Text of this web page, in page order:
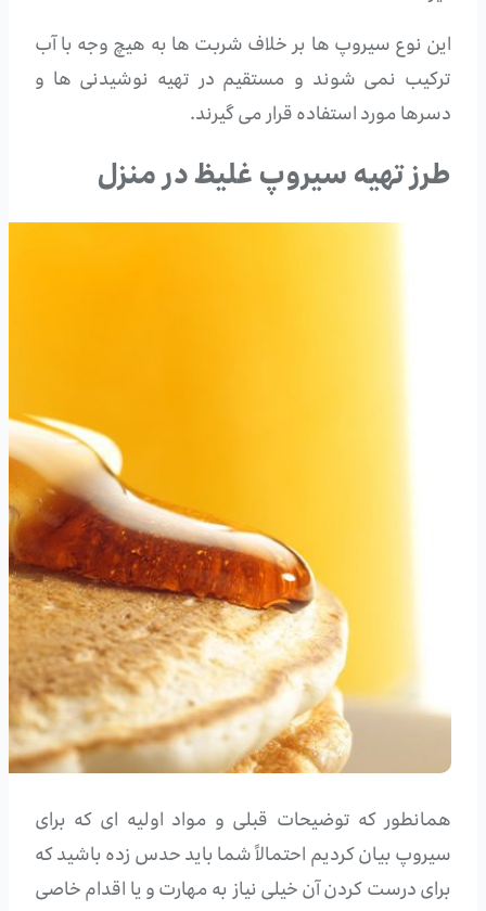
این نوع سیروپ ها بر خلاف شربت ها به هیچ وجه با آب
ترکیب نمی شوند و مستقیم در تهیه نوشیدنی ها و
دسرها مورد استفاده قرار می گیرند.
طرز تهیه سیروپ غلیظ در منزل
همانطور که توضیحات قبلی و مواد اولیه ای که برای
سیروپ بیان کردیم احتمالاً شما باید حدس زده باشید که
برای درست کردن آن خیلی نیاز به مهارت و یا اقدام خاصی